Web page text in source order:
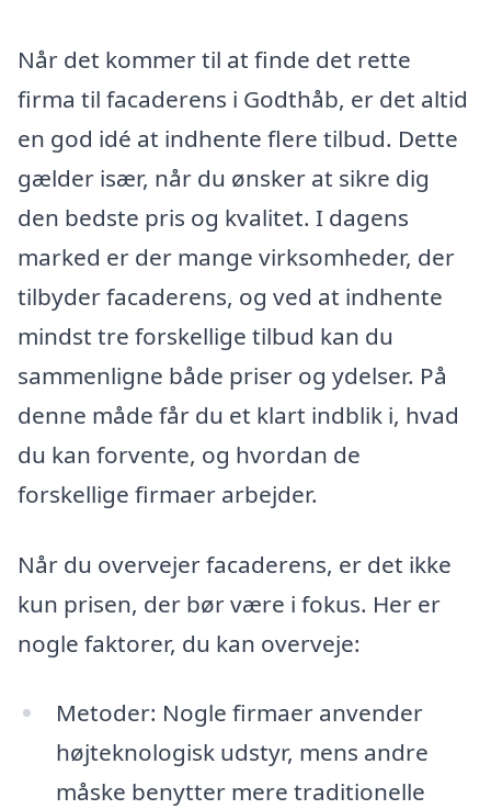
Når det kommer til at finde det rette
firma til facaderens i Godthåb, er det altid
en god idé at indhente flere tilbud. Dette
gælder især, når du ønsker at sikre dig
den bedste pris og kvalitet. I dagens
marked er der mange virksomheder, der
tilbyder facaderens, og ved at indhente
mindst tre forskellige tilbud kan du
sammenligne både priser og ydelser. På
denne måde får du et klart indblik i, hvad
du kan forvente, og hvordan de
forskellige firmaer arbejder.
Når du overvejer facaderens, er det ikke
kun prisen, der bør være i fokus. Her er
nogle faktorer, du kan overveje:
Metoder: Nogle firmaer anvender
højteknologisk udstyr, mens andre
måske benytter mere traditionelle